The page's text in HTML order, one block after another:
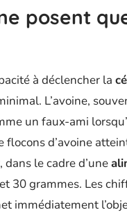
posent
à déclencher la
L’avoine,
un faux-ami
flocons d’avoine
le cadre d’une
30 grammes. Les
immédiatement